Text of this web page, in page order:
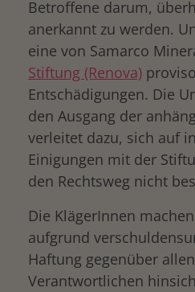
Betroffene darum,
anerkannt zu werden.
eine von Samarco
Stiftung (Renova)
Entschädigungen. Die
den Ausgang der
verleitet dazu, sich auf
Einigungen mit der
den Rechtsweg nicht
Die KlägerInnen
aufgrund
Haftung gegenüber
Verantwortlichen